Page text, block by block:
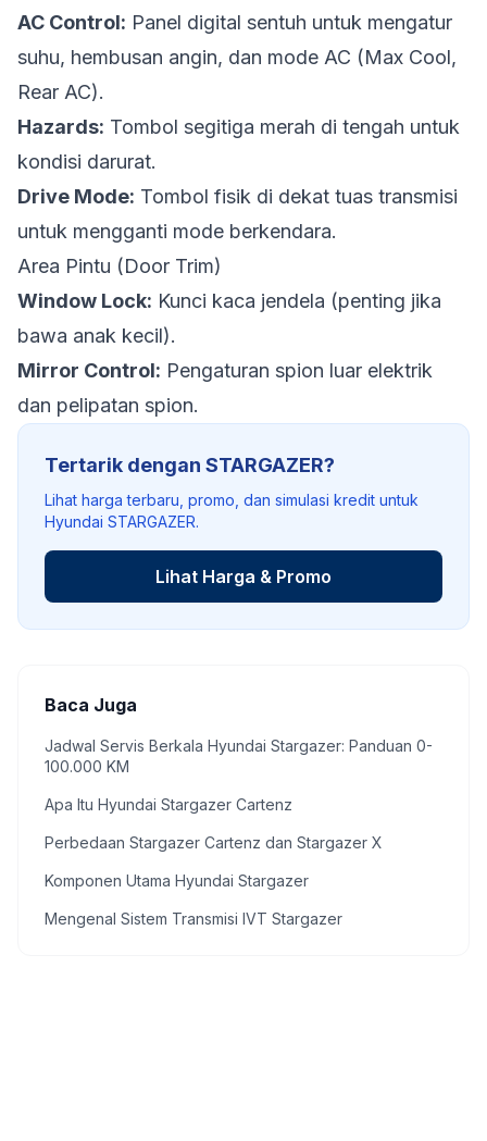
AC Control: Panel digital sentuh untuk mengatur
suhu, hembusan angin, dan mode AC (Max Cool,
Rear AC).
Hazards: Tombol segitiga merah di tengah untuk
kondisi darurat.
Drive Mode: Tombol fisik di dekat tuas transmisi
untuk mengganti mode berkendara.
Area Pintu (Door Trim)
Window Lock: Kunci kaca jendela (penting jika
bawa anak kecil).
Mirror Control: Pengaturan spion luar elektrik
dan pelipatan spion.
Tertarik dengan STARGAZER?
Lihat harga terbaru, promo, dan simulasi kredit untuk
Hyundai STARGAZER.
Lihat Harga & Promo
Baca Juga
Jadwal Servis Berkala Hyundai Stargazer: Panduan 0-
100.000 KM
Apa Itu Hyundai Stargazer Cartenz
Perbedaan Stargazer Cartenz dan Stargazer X
Komponen Utama Hyundai Stargazer
Mengenal Sistem Transmisi IVT Stargazer